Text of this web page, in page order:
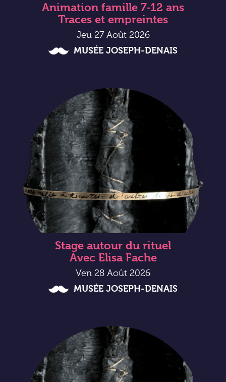
Animation famille 7-12 ans
Traces et empreintes
Jeu 27 Août 2026
MUSÉE JOSEPH-DENAIS
Stage autour du rituel
Avec Elisa Fache
Ven 28 Août 2026
MUSÉE JOSEPH-DENAIS